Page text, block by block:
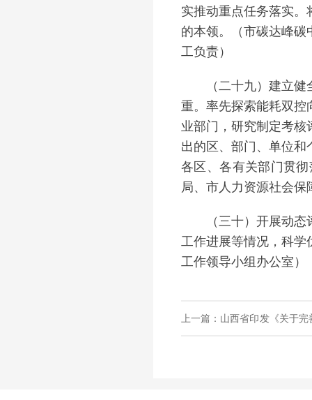
实推动重点任务落实
的本领。（市碳达峰
工负责）
（二十九）建立健全
重。率先探索能耗双控
业部门，研究制定考
出的区、部门、单位
各区、各有关部门贯
局、市人力资源社会
（三十）开展动态评
工作进展等情况，科学
工作领导小组办公室）
上一篇：山西省印发《关于